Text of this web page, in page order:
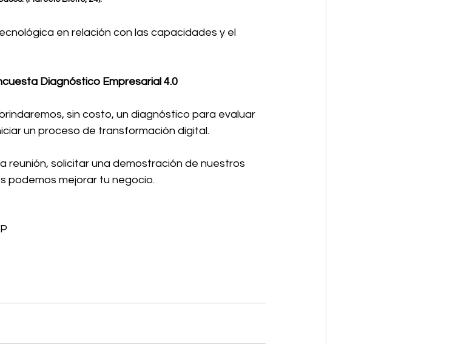
en relación con las capacidades y el
Diagnóstico Empresarial 4.0
sin costo, un diagnóstico para evaluar
un proceso de transformación digital.
reunión, solicitar una demostración de nuestros
podemos mejorar tu negocio.